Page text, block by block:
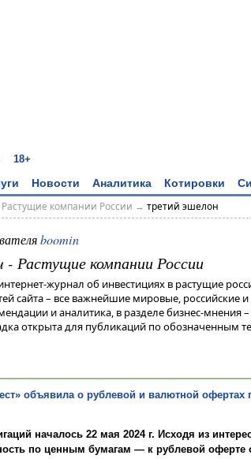
18+
Новости Аналитика Котировки
Растущие компании России → третий эшелон
boomin
- Растущие компании России
журнал об инвестициях в растущие
сайта – все важнейшие мировые, российские
и аналитика, в разделе бизнес-мнения
открыта для публикаций по обозначенным
объявила о рублевой и валютной офертах
началось 22 мая 2024 г. Исходя из
по ценным бумагам — к рублевой оферте